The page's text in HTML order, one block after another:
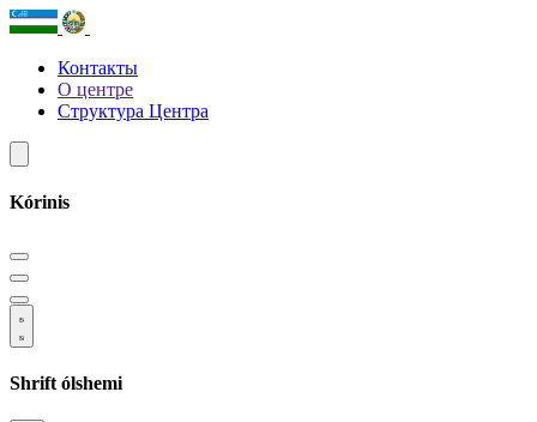
Контакты
О центре
Структура Центра
Kórinis
Shrift ólshemi